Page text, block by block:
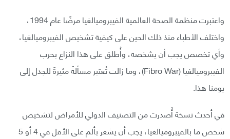
واعتبرت منظمة الصحة العالمية الفيبروميالغيا مرضًا عام 1994،
واختلف الأطباء منذ ذلك الحين على كيفية تشخيص الفيبروميالغيا،
وأي تخصص يجب أن يشخصه، وأُطلق على هذا النزاع بحرب
الفيبروميالغيا (Fibro War)، وما زالت تُعتبر مسألةً مثيرةً للجدل إلى
يومنا هذا.
في أحدث نسخة أُصدرت من التصنيف الدولي للأمراض لتشخيص
شخص ما بالفيبروميالغيا، يجب أن يشعر بألم على الأقل في 4 أو 5